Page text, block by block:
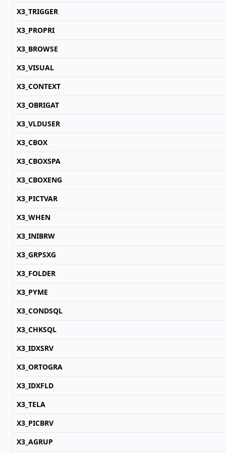
X3_TRIGGER
X3_PROPRI
X3_BROWSE
X3_VISUAL
X3_CONTEXT
X3_OBRIGAT
X3_VLDUSER
X3_CBOX
X3_CBOXSPA
X3_CBOXENG
X3_PICTVAR
X3_WHEN
X3_INIBRW
X3_GRPSXG
X3_FOLDER
X3_PYME
X3_CONDSQL
X3_CHKSQL
X3_IDXSRV
X3_ORTOGRA
X3_IDXFLD
X3_TELA
X3_PICBRV
X3_AGRUP